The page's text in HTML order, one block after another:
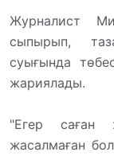
Журналист
сыпырып,
суығында
жариялады.
"Егер саған
жасалмаған